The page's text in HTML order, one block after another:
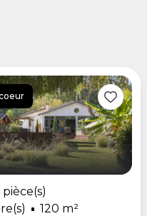
pièce(s)
120 m²